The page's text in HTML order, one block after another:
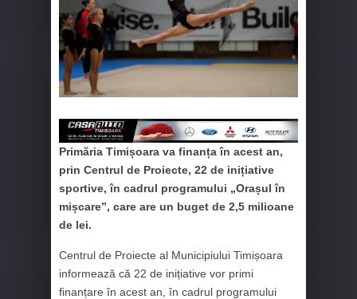
Primăria Timișoara va finanța în acest an,
prin Centrul de Proiecte, 22 de inițiative
sportive, în cadrul programului „Orașul în
mișcare”, care are un buget de 2,5 milioane
de lei.
Centrul de Proiecte al Municipiului Timișoara
informează că 22 de inițiative vor primi
finanțare în acest an, în cadrul programului